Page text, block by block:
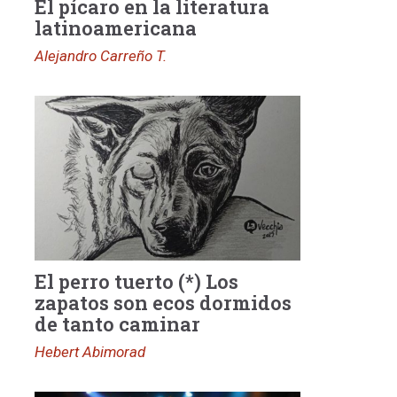
El pícaro en la literatura
latinoamericana
Alejandro Carreño T.
El perro tuerto (*) Los
zapatos son ecos dormidos
de tanto caminar
Hebert Abimorad